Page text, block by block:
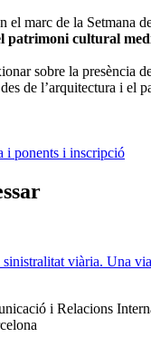
el marc de la Setmana
patrimoni cultural
sobre la presència
de l’arquitectura i el
i ponents i inscripció
viària. Una
i Relacions